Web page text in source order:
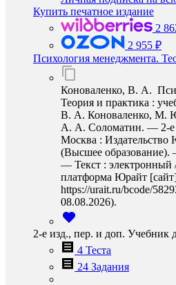
Купить печатное издание
2
2 955 ₽
Психология менеджмента.
Коноваленко, В. А.
Теория и практика :
В. А. Коноваленко, М.
А. А. Соломатин. — 2-е
Москва :
(Высшее
— Текст : электронный
платформа Юрайт
https://urait.ru/bcode/
08.08.2026).
2-е изд., пер. и доп. Учебник
4 Теста
24 Задания